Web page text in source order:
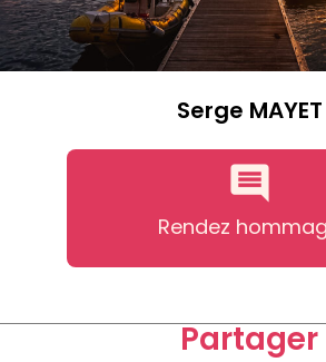
Serge MAYET
Rendez
Partager